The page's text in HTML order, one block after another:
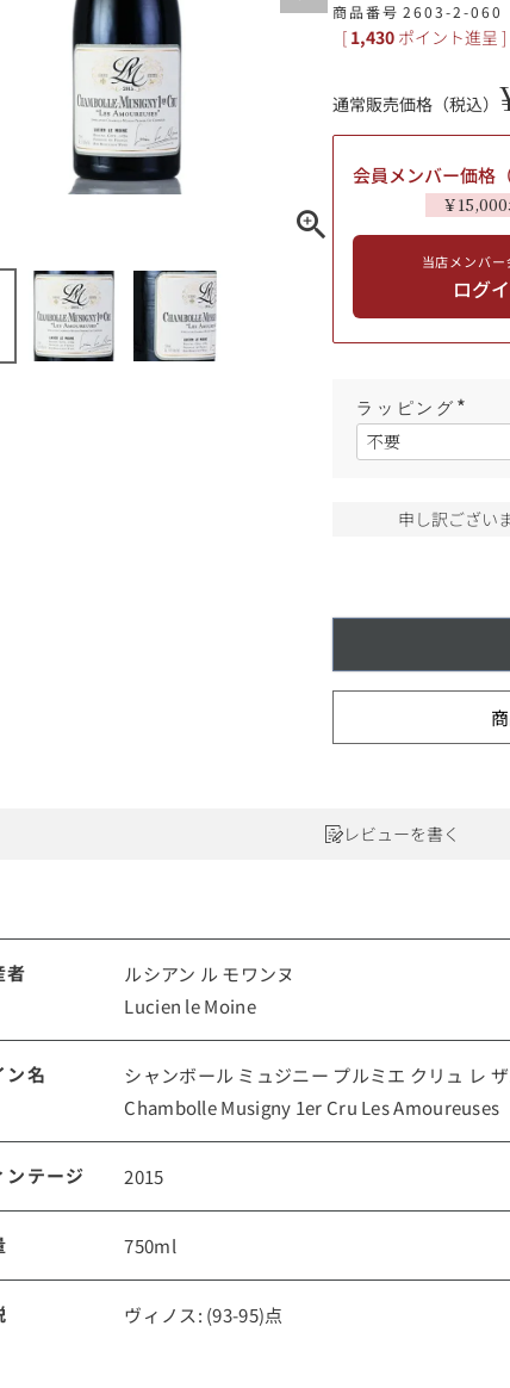
ルロワ
ペトリュス
イーグル
ブルゴーニュ
カリフォルニア
赤ワイン 白ワイン
スパークリング ロゼワイン
商品番号 2603-2-060
[ 1,430 ポイント進呈 ]
通常販売価格（税込）
会員メンバー価格（
￥
当店メンバー
ログ
ラッピング
(
須
申し訳ござい
レビューを書く
者
ルシアン ル モワンヌ
Lucien le Moine
ン名
シャンボール ミュジニー プルミエ クリュ レ
Chambolle Musigny 1er Cru Les Amoureuses
ンテージ 2015
750ml
ヴィノス: (93-95)点